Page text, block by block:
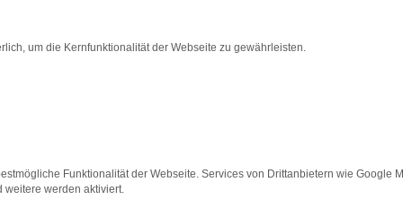
tragen bereits die neuen Assistenten und
dass Sie mit einem VW EU-Neuwagen die Luft in
wieder als vorbildlich und präsentiert überaus
erhalten somit ein rundum individuelles Fahrzeug.
paar Tipps, die dir helfen können:
um die Kernfunktionalität der Webseite zu gewährleisten.
Funktionalität der Webseite. Services von Drittanbietern wie Google
weitere werden aktiviert.